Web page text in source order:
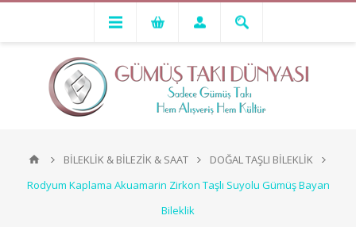
BİLEKLİK & BİLEZİK & SAAT
DOĞAL TAŞLI BİLEKLİK
Rodyum Kaplama Akuamarin Zirkon Taşlı Suyolu Gümüş Bayan
Bileklik